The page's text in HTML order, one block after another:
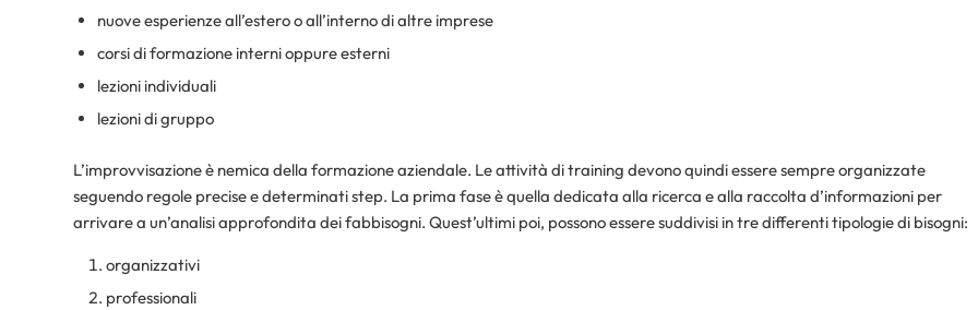
nuove esperienze all’estero o all’interno di altre imprese
corsi di formazione interni oppure esterni
lezioni individuali
lezioni di gruppo
L’improvvisazione è nemica della formazione aziendale. Le attività di training devono quindi essere sempre organizzate
seguendo regole precise e determinati step. La prima fase è quella dedicata alla ricerca e alla raccolta d’informazioni per
arrivare a un’analisi approfondita dei fabbisogni. Quest’ultimi poi, possono essere suddivisi in tre differenti tipologie di bisogni:
organizzativi
professionali